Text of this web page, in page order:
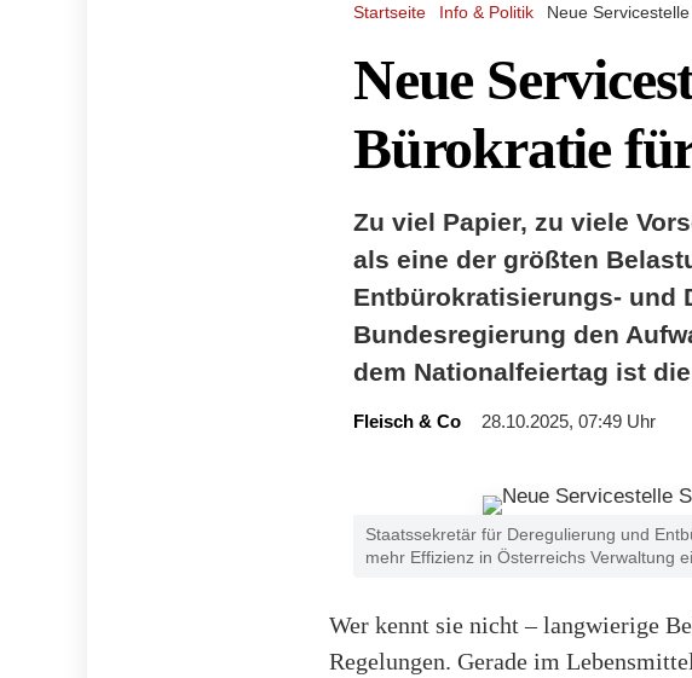
Startseite Info & Politik Neue
Neue
Bürokratie
Zu viel Papier, zu viele
als eine der größten
Entbürokratisierungs- und
Bundesregierung den
dem Nationalfeiertag ist
Fleisch & Co 28.10.2025, 07:49 Uhr
Staatssekretär für Deregulierung und
mehr Effizienz in Österreichs Verwaltung
Wer kennt sie nicht – langwierige
Regelungen. Gerade im